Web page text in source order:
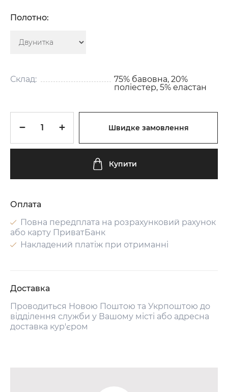
Полотно:
Склад:
75% бавовна, 20%
поліестер, 5% еластан
Швидке замовлення
Купити
Оплата
Повна передплата на розрахунковий рахунок
або карту ПриватБанк
Накладений платіж при отриманні
Доставка
Проводиться Новою Поштою та Укрпоштою до
відділення служби у Вашому місті або адресна
доставка кур'єром